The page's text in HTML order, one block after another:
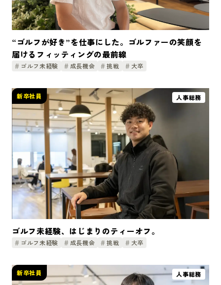
“ゴルフが好き”を仕事にした。ゴルファーの笑顔を
届けるフィッティングの最前線
ゴルフ未経験 成長機会 挑戦 大卒
新卒社員 人事総務
ゴルフ未経験、はじまりのティーオフ。
ゴルフ未経験 成長機会 挑戦 大卒
新卒社員 人事総務